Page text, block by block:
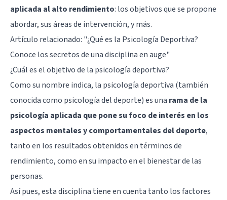
aplicada al alto rendimiento: los objetivos que se propone
abordar, sus áreas de intervención, y más.
Artículo relacionado: "¿Qué es la Psicología Deportiva?
Conoce los secretos de una disciplina en auge"
¿Cuál es el objetivo de la psicología deportiva?
Como su nombre indica, la psicología deportiva (también
conocida como psicología del deporte) es una rama de la
psicología aplicada que pone su foco de interés en los
aspectos mentales y comportamentales del deporte,
tanto en los resultados obtenidos en términos de
rendimiento, como en su impacto en el bienestar de las
personas.
Así pues, esta disciplina tiene en cuenta tanto los factores